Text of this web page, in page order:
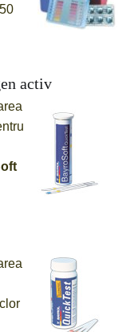
activ